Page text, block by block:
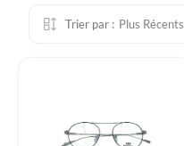
Trier par : Plus Récents